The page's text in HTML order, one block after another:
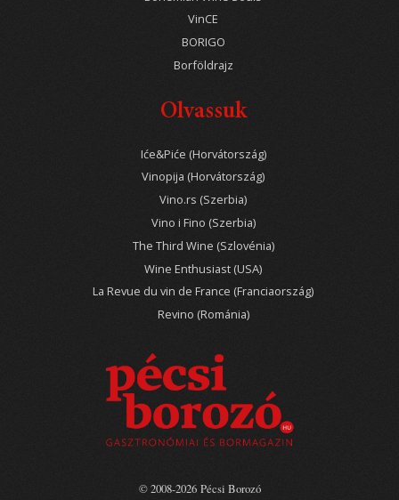
VinCE
BORIGO
Borföldrajz
Olvassuk
Iće&Piće (Horvátország)
Vinopija (Horvátország)
Vino.rs (Szerbia)
Vino i Fino (Szerbia)
The Third Wine (Szlovénia)
Wine Enthusiast (USA)
La Revue du vin de France (Franciaország)
Revino (Románia)
© 2008-2026 Pécsi Borozó